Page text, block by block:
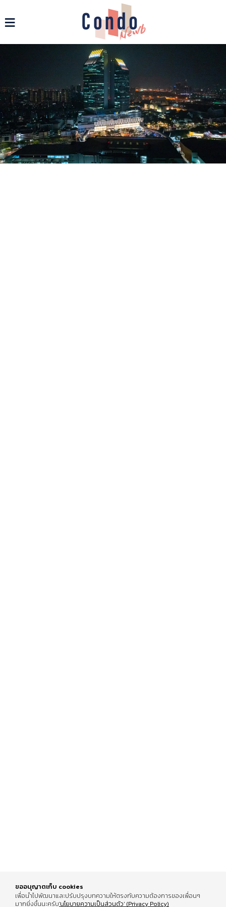
รวมข่าวสารคอนโด บ้าน และอสังหาฯ ทุกรูปแบบ - Condonewb
≡
ขออนุญาตเก็บ cookies
เพื่อนำไปพัฒนาและปรับปรุงบทความให้ตรงกับความต้องการของเพื่อนๆ
มากยิ่งขึ้นนะครับ'นโยบายความเป็นส่วนตัว' (Privacy Policy)